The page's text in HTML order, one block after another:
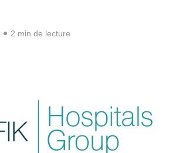
2 min de lecture